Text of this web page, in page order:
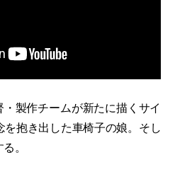
・製作チームが新たに描くサイ
を抱き出した車椅子の娘。そし
。